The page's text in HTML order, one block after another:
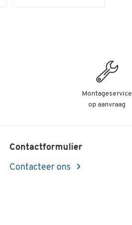
Montageservice
op aanvraag
Contactformulier
Contacteer ons